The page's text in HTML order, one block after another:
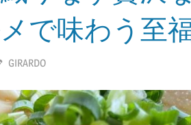
で味わう至
GIRARDO